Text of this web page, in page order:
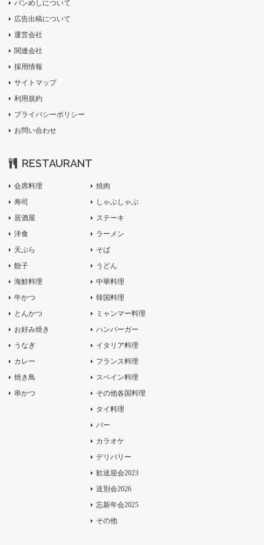
バンめしについて
広告出稿について
運営会社
関連会社
採用情報
サイトマップ
利用規約
プライバシーポリシー
お問い合わせ
RESTAURANT
会席料理
寿司
居酒屋
洋食
天ぷら
餃子
海鮮料理
牛かつ
とんかつ
お好み焼き
うなぎ
カレー
焼き鳥
串かつ
焼肉
しゃぶしゃぶ
ステーキ
ラーメン
そば
うどん
中華料理
韓国料理
ミャンマー料理
ハンバーガー
イタリア料理
フランス料理
スペイン料理
その他各国料理
タイ料理
バー
カラオケ
デリバリー
歓送迎会2023
送別会2026
忘新年会2025
その他